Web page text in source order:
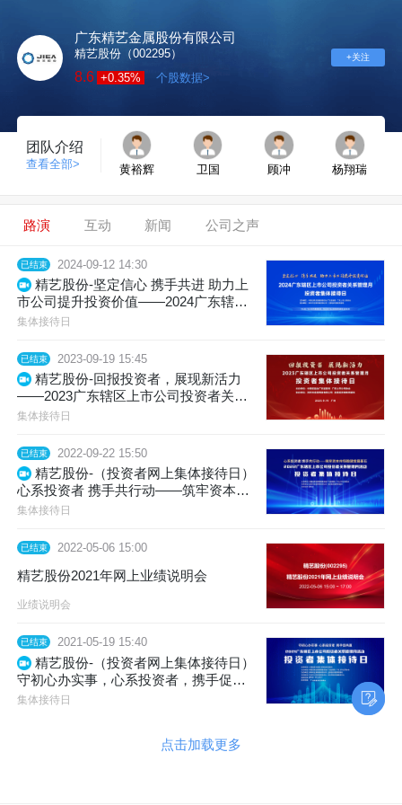
广东精艺金属股份有限公司
精艺股份（002295）
8.6 +0.35% 个股数据>
+关注
团队介绍
查看全部> 黄裕辉 卫国 顾冲 杨翔瑞
路演 互动 新闻 公司之声
已结束 2024-09-12 14:30
精艺股份-坚定信心 携手共进 助力上
市公司提升投资价值——2024广东辖区
上市公司投资者关系管理月活动投资者
集体接待日
已结束 2023-09-19 15:45
精艺股份-回报投资者，展现新活力
——2023广东辖区上市公司投资者关系
管理月活动投资者集体接待日
集体接待日
已结束 2022-09-22 15:50
精艺股份-（投资者网上集体接待日）
心系投资者 携手共行动——筑牢资本市
场稳健发展基石 2022广东辖区上市公司
日
集体接待日
已结束 2022-05-06 15:00
精艺股份2021年网上业绩说明会
业绩说明会
已结束 2021-05-19 15:40
精艺股份-（投资者网上集体接待日）
守初心办实事，心系投资者，携手促共
赢——2021广东上市公司投资者关系管
集体接待日
点击加载更多